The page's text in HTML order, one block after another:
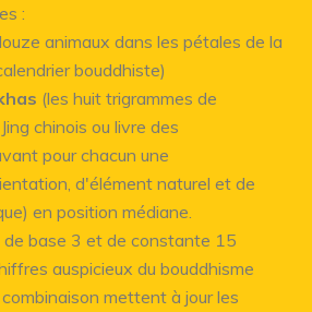
:
animaux dans les pétales de la
bouddhiste)
(les huit trigrammes de
chinois ou livre des
pour chacun une
d'élément naturel et de
en position médiane.
de base 3 et de constante 15
auspicieux du bouddhisme
mettent à jour les